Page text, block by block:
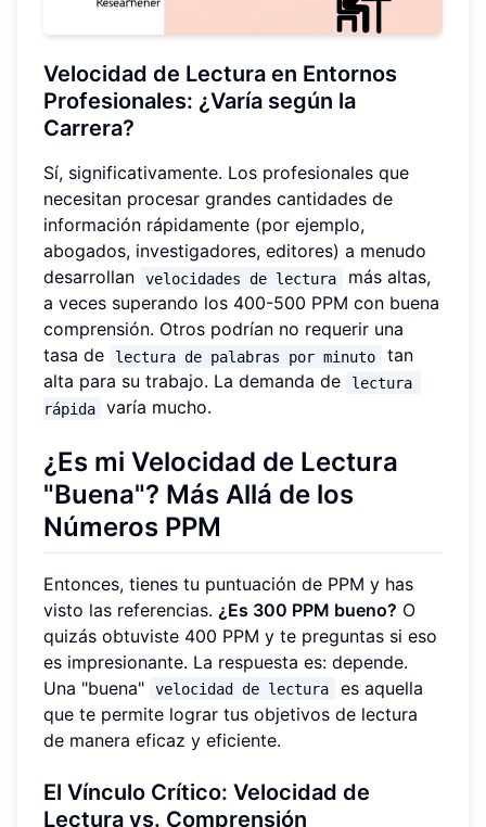
Velocidad de Lectura en Entornos
Profesionales: ¿Varía según la
Carrera?
Sí, significativamente. Los profesionales que
necesitan procesar grandes cantidades de
información rápidamente (por ejemplo,
abogados, investigadores, editores) a menudo
desarrollan
velocidades de lectura
más altas,
a veces superando los 400-500 PPM con buena
comprensión. Otros podrían no requerir una
tasa de
lectura de palabras por minuto
tan
alta para su trabajo. La demanda de
lectura
rápida
varía mucho.
¿Es mi Velocidad de Lectura
"Buena"? Más Allá de los
Números PPM
Entonces, tienes tu puntuación de PPM y has
visto las referencias. ¿Es 300 PPM bueno? O
quizás obtuviste 400 PPM y te preguntas si eso
es impresionante. La respuesta es: depende.
Una "buena"
velocidad de lectura
es aquella
que te permite lograr tus objetivos de lectura
de manera eficaz y eficiente.
El Vínculo Crítico: Velocidad de
Lectura vs. Comprensión